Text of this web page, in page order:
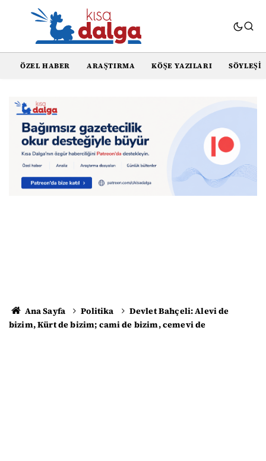
ÖZEL HABER ARAŞTIRMA KÖŞE YAZILARI SÖYLEŞI
Ana Sayfa Politika
Devlet Bahçeli: Alevi de
bizim, Kürt de bizim; cami de bizim, cemevi de